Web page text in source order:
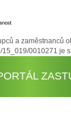
a zaměstnanců
15_019/0010271 je